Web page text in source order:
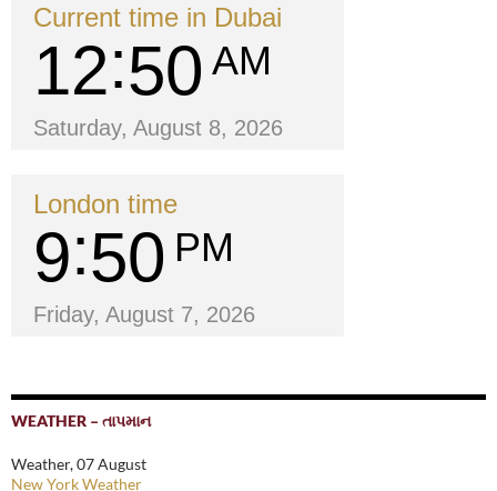
Current time in Dubai
12 50 AM
Saturday, August 8, 2026
London time
9 50 PM
Friday, August 7, 2026
WEATHER – તાપમાન
Weather, 07 August
New York Weather